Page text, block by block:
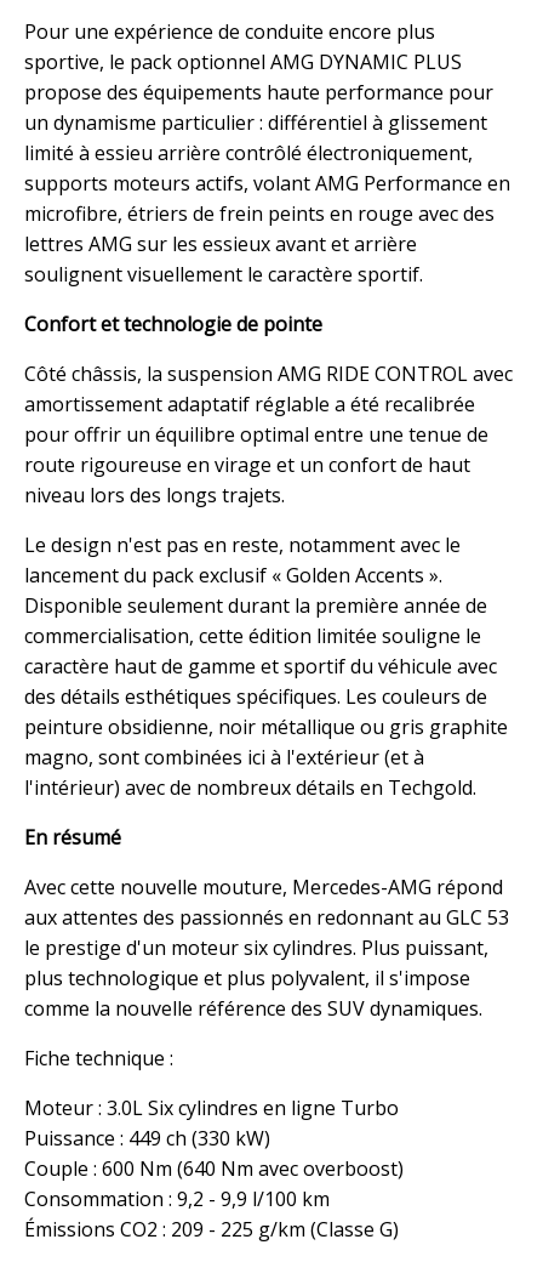
Pour une expérience de conduite encore plus
sportive, le pack optionnel AMG DYNAMIC PLUS
propose des équipements haute performance pour
un dynamisme particulier : différentiel à glissement
limité à essieu arrière contrôlé électroniquement,
supports moteurs actifs, volant AMG Performance en
microfibre, étriers de frein peints en rouge avec des
lettres AMG sur les essieux avant et arrière
soulignent visuellement le caractère sportif.
Confort et technologie de pointe
Côté châssis, la suspension AMG RIDE CONTROL avec
amortissement adaptatif réglable a été recalibrée
pour offrir un équilibre optimal entre une tenue de
route rigoureuse en virage et un confort de haut
niveau lors des longs trajets.
Le design n'est pas en reste, notamment avec le
lancement du pack exclusif « Golden Accents ».
Disponible seulement durant la première année de
commercialisation, cette édition limitée souligne le
caractère haut de gamme et sportif du véhicule avec
des détails esthétiques spécifiques. Les couleurs de
peinture obsidienne, noir métallique ou gris graphite
magno, sont combinées ici à l'extérieur (et à
l'intérieur) avec de nombreux détails en Techgold.
En résumé
Avec cette nouvelle mouture, Mercedes-AMG répond
aux attentes des passionnés en redonnant au GLC 53
le prestige d'un moteur six cylindres. Plus puissant,
plus technologique et plus polyvalent, il s'impose
comme la nouvelle référence des SUV dynamiques.
Fiche technique :
Moteur : 3.0L Six cylindres en ligne Turbo
Puissance : 449 ch (330 kW)
Couple : 600 Nm (640 Nm avec overboost)
Consommation : 9,2 - 9,9 l/100 km
Émissions CO2 : 209 - 225 g/km (Classe G)